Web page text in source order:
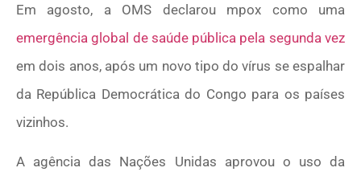
Em agosto, a OMS declarou mpox como uma
emergência global de saúde pública pela segunda vez
em dois anos, após um novo tipo do vírus se espalhar
da República Democrática do Congo para os países
vizinhos.
A agência das Nações Unidas aprovou o uso da